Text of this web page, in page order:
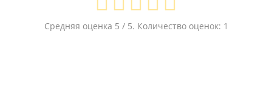
Средняя оценка 5 / 5. Количество оценок: 1